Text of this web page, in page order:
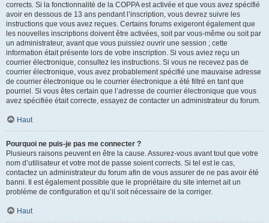
corrects. Si la fonctionnalité de la COPPA est activée et que vous avez spécifié
avoir en dessous de 13 ans pendant l’inscription, vous devrez suivre les
instructions que vous avez reçues. Certains forums exigeront également que
les nouvelles inscriptions doivent être activées, soit par vous-même ou soit par
un administrateur, avant que vous puissiez ouvrir une session ; cette
information était présente lors de votre inscription. Si vous aviez reçu un
courrier électronique, consultez les instructions. Si vous ne recevez pas de
courrier électronique, vous avez probablement spécifié une mauvaise adresse
de courrier électronique ou le courrier électronique a été filtré en tant que
pourriel. Si vous êtes certain que l’adresse de courrier électronique que vous
avez spécifiée était correcte, essayez de contacter un administrateur du forum.
Haut
Pourquoi ne puis-je pas me connecter ?
Plusieurs raisons peuvent en être la cause. Assurez-vous avant tout que votre
nom d’utilisateur et votre mot de passe soient corrects. Si tel est le cas,
contactez un administrateur du forum afin de vous assurer de ne pas avoir été
banni. Il est également possible que le propriétaire du site internet ait un
problème de configuration et qu’il soit nécessaire de la corriger.
Haut